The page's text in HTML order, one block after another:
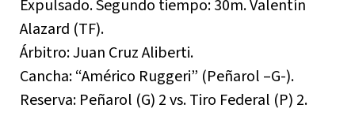
Expulsado. Segundo tiempo: 30m. Valentín
Alazard (TF).
Árbitro: Juan Cruz Aliberti.
Cancha: “Américo Ruggeri” (Peñarol –G-).
Reserva: Peñarol (G) 2 vs. Tiro Federal (P) 2.